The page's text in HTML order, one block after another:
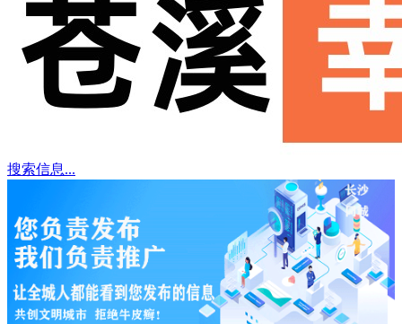
搜索信息...